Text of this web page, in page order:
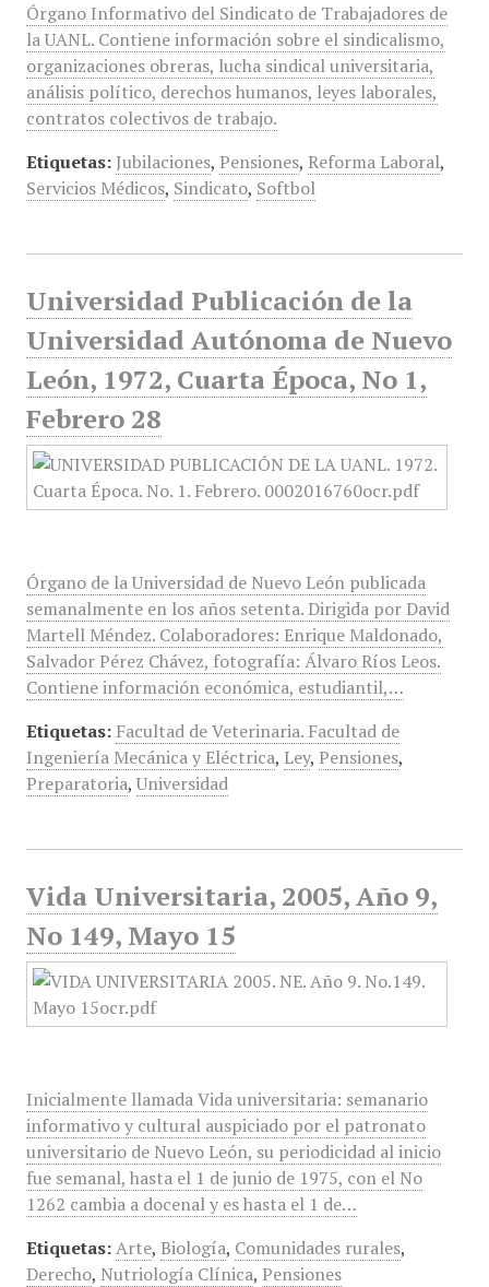
Órgano Informativo del Sindicato de Trabajadores de
la UANL. Contiene información sobre el sindicalismo,
organizaciones obreras, lucha sindical universitaria,
análisis político, derechos humanos, leyes laborales,
contratos colectivos de trabajo.
Etiquetas: Jubilaciones, Pensiones, Reforma Laboral,
Servicios Médicos, Sindicato, Softbol
Universidad Publicación de la
Universidad Autónoma de Nuevo
León, 1972, Cuarta Época, No 1,
Febrero 28
Órgano de la Universidad de Nuevo León publicada
semanalmente en los años setenta. Dirigida por David
Martell Méndez. Colaboradores: Enrique Maldonado,
Salvador Pérez Chávez, fotografía: Álvaro Ríos Leos.
Contiene información económica, estudiantil,…
Etiquetas: Facultad de Veterinaria. Facultad de
Ingeniería Mecánica y Eléctrica, Ley, Pensiones,
Preparatoria, Universidad
Vida Universitaria, 2005, Año 9,
No 149, Mayo 15
Inicialmente llamada Vida universitaria: semanario
informativo y cultural auspiciado por el patronato
universitario de Nuevo León, su periodicidad al inicio
fue semanal, hasta el 1 de junio de 1975, con el No
1262 cambia a docenal y es hasta el 1 de…
Etiquetas: Arte, Biología, Comunidades rurales,
Derecho, Nutriología Clínica, Pensiones